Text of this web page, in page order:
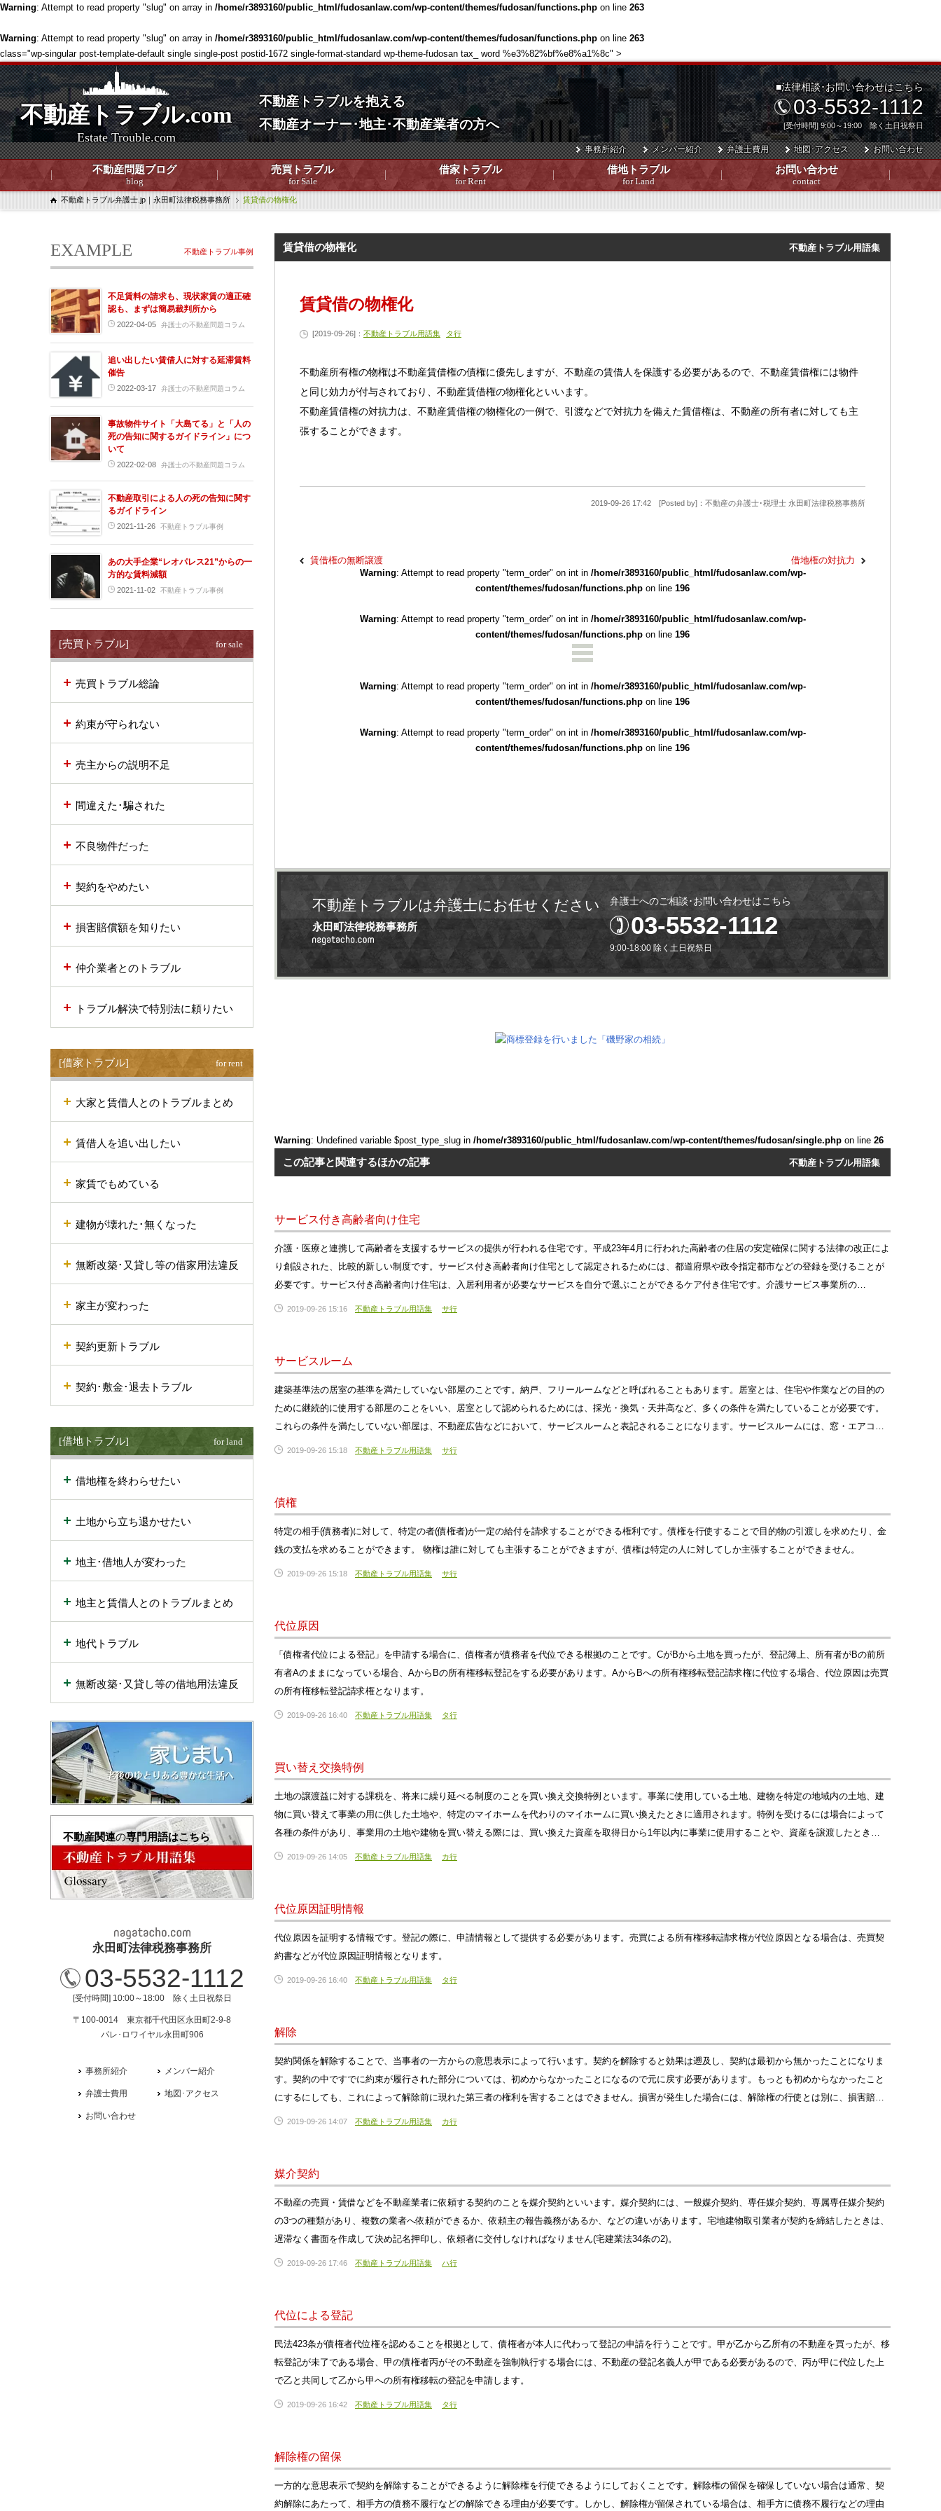
Warning: Attempt to read property "slug" on array in /home/r3893160/public_html/fudosanlaw.com/wp-content/themes/fudosan/functions.php on line 263
Warning: Attempt to read property "slug" on array in /home/r3893160/public_html/fudosanlaw.com/wp-content/themes/fudosan/functions.php on line 263
class="wp-singular post-template-default single single-post postid-1672 single-format-standard wp-theme-fudosan tax_ word %e3%82%bf%e8%a1%8c" >
不動産トラブル.com
Estate Trouble.com
不動産トラブルを抱える
不動産オーナー･地主･不動産業者の方へ
不動産問題ブログ
blog
売買トラブル
for Sale
借家トラブル
for Rent
借地トラブル
for Land
お問い合わせ
contact
事務所紹介 メンバー紹介 弁護士費用 地図･アクセス お問い合わせ
■法律相談･お問い合わせはこちら
03-5532-1112
[受付時間] 9:00～19:00 除く土日祝祭日
不動産トラブル弁護士.jp｜永田町法律税務事務所 賃貸借の物権化
賃貸借の物権化 不動産トラブル用語集
賃貸借の物権化
[2019-09-26]： 不動産トラブル用語集 タ行
不動産所有権の物権は不動産賃借権の債権に優先しますが、不動産の賃借人を保護する必要があるので、不動産賃借権には物件
と同じ効力が付与されており、不動産賃借権の物権化といいます。
不動産賃借権の対抗力は、不動産賃借権の物権化の一例で、引渡などで対抗力を備えた賃借権は、不動産の所有者に対しても主
張することができます。
2019-09-26 17:42 [Posted by]：不動産の弁護士･税理士 永田町法律税務事務所
Warning: Attempt to read property "term_order" on int in /home/r3893160/public_html/fudosanlaw.com/wp-
content/themes/fudosan/functions.php on line 196
Warning: Attempt to read property "term_order" on int in /home/r3893160/public_html/fudosanlaw.com/wp-
content/themes/fudosan/functions.php on line 196
賃借権の無断譲渡
Warning: Attempt to read property "term_order" on int in /home/r3893160/public_html/fudosanlaw.com/wp-
content/themes/fudosan/functions.php on line 196
Warning: Attempt to read property "term_order" on int in /home/r3893160/public_html/fudosanlaw.com/wp-
content/themes/fudosan/functions.php on line 196
借地権の対抗力
不動産トラブルは弁護士にお任せください
永田町法律税務事務所
弁護士へのご相談･お問い合わせはこちら
03-5532-1112
9:00-18:00 除く土日祝祭日
Warning: Undefined variable $post_type_slug in /home/r3893160/public_html/fudosanlaw.com/wp-content/themes/fudosan/single.php on line 26
この記事と関連するほかの記事 不動産トラブル用語集
サービス付き高齢者向け住宅
介護・医療と連携して高齢者を支援するサービスの提供が行われる住宅です。平成23年4月に行われた高齢者の住居の安定確保に関する法律の改正によ
り創設された、比較的新しい制度です。サービス付き高齢者向け住宅として認定されるためには、都道府県や政令指定都市などの登録を受けることが
必要です。サービス付き高齢者向け住宅は、入居利用者が必要なサービスを自分で選ぶことができるケア付き住宅です。介護サービス事業所の…
2019-09-26 15:16 不動産トラブル用語集 サ行
サービスルーム
建築基準法の居室の基準を満たしていない部屋のことです。納戸、フリールームなどと呼ばれることもあります。居室とは、住宅や作業などの目的の
ために継続的に使用する部屋のことをいい、居室として認められるためには、採光・換気・天井高など、多くの条件を満たしていることが必要です。
これらの条件を満たしていない部屋は、不動産広告などにおいて、サービスルームと表記されることになります。サービスルームには、窓・エアコ…
2019-09-26 15:18 不動産トラブル用語集 サ行
債権
特定の相手(債務者)に対して、特定の者(債権者)が一定の給付を請求することができる権利です。債権を行使することで目的物の引渡しを求めたり、金
銭の支払を求めることができます。 物権は誰に対しても主張することができますが、債権は特定の人に対してしか主張することができません。
2019-09-26 15:18 不動産トラブル用語集 サ行
代位原因
「債権者代位による登記」を申請する場合に、債権者が債務者を代位できる根拠のことです。CがBから土地を買ったが、登記簿上、所有者がBの前所
有者Aのままになっている場合、AからBの所有権移転登記をする必要があります。AからBへの所有権移転登記請求権に代位する場合、代位原因は売買
の所有権移転登記請求権となります。
2019-09-26 16:40 不動産トラブル用語集 タ行
買い替え交換特例
土地の譲渡益に対する課税を、将来に繰り延べる制度のことを買い換え交換特例といます。事業に使用している土地、建物を特定の地域内の土地、建
物に買い替えて事業の用に供した土地や、特定のマイホームを代わりのマイホームに買い換えたときに適用されます。特例を受けるには場合によって
各種の条件があり、事業用の土地や建物を買い替える際には、買い換えた資産を取得日から1年以内に事業に使用することや、資産を譲渡したとき…
2019-09-26 14:05 不動産トラブル用語集 カ行
代位原因証明情報
代位原因を証明する情報です。登記の際に、申請情報として提供する必要があります。売買による所有権移転請求権が代位原因となる場合は、売買契
約書などが代位原因証明情報となります。
2019-09-26 16:40 不動産トラブル用語集 タ行
解除
契約関係を解除することで、当事者の一方からの意思表示によって行います。契約を解除すると効果は遡及し、契約は最初から無かったことになりま
す。契約の中ですでに約束が履行された部分については、初めからなかったことになるので元に戻す必要があります。もっとも初めからなかったこと
にするにしても、これによって解除前に現れた第三者の権利を害することはできません。損害が発生した場合には、解除権の行使とは別に、損害賠…
2019-09-26 14:07 不動産トラブル用語集 カ行
媒介契約
不動産の売買・賃借などを不動産業者に依頼する契約のことを媒介契約といいます。媒介契約には、一般媒介契約、専任媒介契約、専属専任媒介契約
の3つの種類があり、複数の業者へ依頼ができるか、依頼主の報告義務があるか、などの違いがあります。宅地建物取引業者が契約を締結したときは、
遅滞なく書面を作成して決め記名押印し、依頼者に交付しなければなりません(宅建業法34条の2)。
2019-09-26 17:46 不動産トラブル用語集 ハ行
代位による登記
民法423条が債権者代位権を認めることを根拠として、債権者が本人に代わって登記の申請を行うことです。甲が乙から乙所有の不動産を買ったが、移
転登記が未了である場合、甲の債権者丙がその不動産を強制執行する場合には、不動産の登記名義人が甲である必要があるので、丙が甲に代位した上
で乙と共同して乙から甲への所有権移転の登記を申請します。
2019-09-26 16:42 不動産トラブル用語集 タ行
解除権の留保
一方的な意思表示で契約を解除することができるように解除権を行使できるようにしておくことです。解除権の留保を確保していない場合は通常、契
約解除にあたって、相手方の債務不履行などの解除できる理由が必要です。しかし、解除権が留保されている場合は、相手方に債務不履行などの理由
不動産トラブル事例
EXAMPLE
不足賃料の請求も、現状家賃の適正確
認も、まずは簡易裁判所から
2022-04-05 弁護士の不動産問題コラム
追い出したい賃借人に対する延滞賃料
催告
2022-03-17 弁護士の不動産問題コラム
事故物件サイト「大島てる」と「人の
死の告知に関するガイドライン」につ
いて
2022-02-08 弁護士の不動産問題コラム
不動産取引による人の死の告知に関す
るガイドライン
2021-11-26 不動産トラブル事例
あの大手企業“レオパレス21”からの一
方的な賃料減額
2021-11-02 不動産トラブル事例
[売買トラブル] for sale
売買トラブル総論
約束が守られない
売主からの説明不足
間違えた･騙された
不良物件だった
契約をやめたい
損害賠償額を知りたい
仲介業者とのトラブル
トラブル解決で特別法に頼りたい
[借家トラブル] for rent
大家と賃借人とのトラブルまとめ
賃借人を追い出したい
家賃でもめている
建物が壊れた･無くなった
無断改築･又貸し等の借家用法違反
家主が変わった
契約更新トラブル
契約･敷金･退去トラブル
[借地トラブル] for land
借地権を終わらせたい
土地から立ち退かせたい
地主･借地人が変わった
地主と賃借人とのトラブルまとめ
地代トラブル
無断改築･又貸し等の借地用法違反
不動産関連の専門用語はこちら
永田町法律税務事務所
03-5532-1112
[受付時間] 10:00～18:00 除く土日祝祭日
〒100-0014 東京都千代田区永田町2-9-8
パレ･ロワイヤル永田町906
事務所紹介 メンバー紹介
弁護士費用 地図･アクセス
お問い合わせ